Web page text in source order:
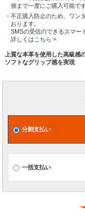
個まで一度にご購入可能です
・不正購入防止のため、ワン
おります。
SMSの受信のできるスマー
詳しくはこちら >
上質な本革を使用した高級感
ソフトなグリップ感を実現
分割支払い
一括支払い